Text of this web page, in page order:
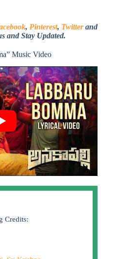
, Pinterest, Twitterand
and Stay Updated.
Music Video
Credits: